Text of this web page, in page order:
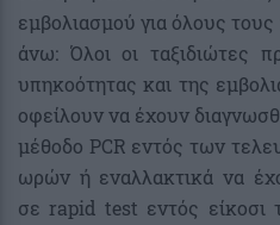
εμβολιασμού για όλους
άνω: Όλοι οι ταξιδιώτες
υπηκοότητας και της
οφείλουν να έχουν
μέθοδο PCR εντός των
ωρών ή εναλλακτικά να
σε rapid test εντός